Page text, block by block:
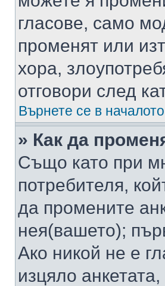
гласове, само
променят или
хора,
отговори след
Върнете се в началото
» Как да
Също като при
потребителя,
да промените
нея(вашето);
Ако никой не е
изцяло